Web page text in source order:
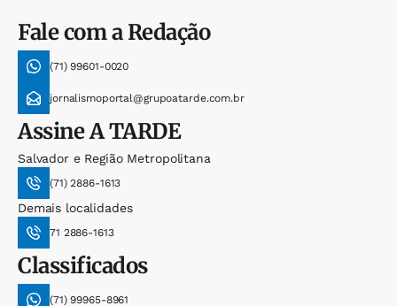
Fale com a Redação
(71) 99601-0020
jornalismoportal@grupoatarde.com.br
AssineA TARDE
Salvador e Região Metropolitana
(71) 2886-1613
Demais localidades
71 2886-1613
Classificados
(71) 99965-8961